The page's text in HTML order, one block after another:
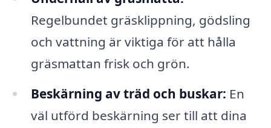
Regelbundet gräsklippning, gödsling
och vattning är viktiga för att hålla
gräsmattan frisk och grön.
Beskärning av träd och buskar: En
väl utförd beskärning ser till att dina